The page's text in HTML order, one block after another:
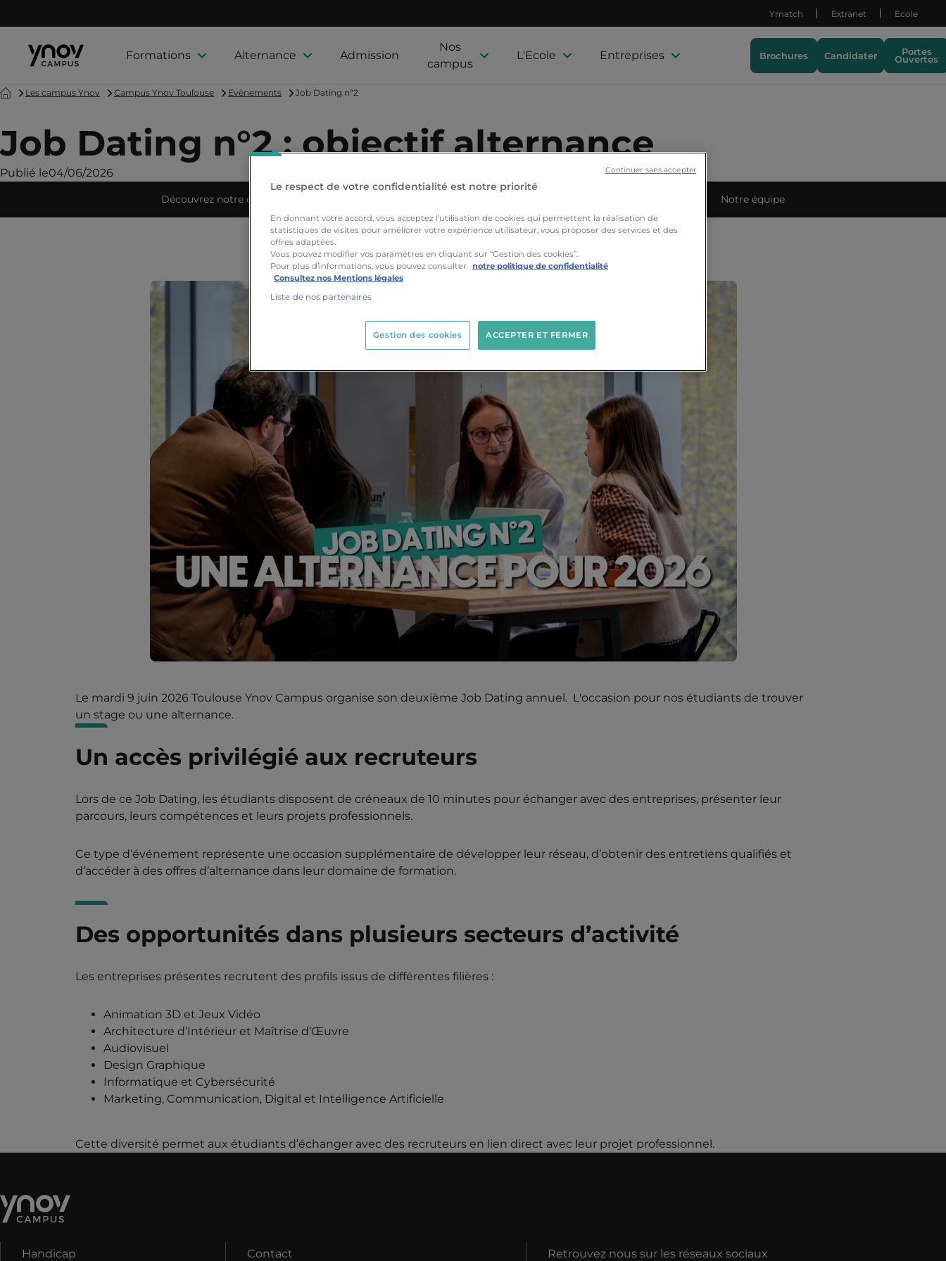
Formations Alternance Admission
Nos
campus
L'Ecole Entreprises
Ymatch Extranet Ecole
Brochures Candidater Portes
Ouvertes
AccueilLes campus Ynov Campus Ynov Toulouse Evènements Job Dating n°2
Job Dating n°2 : objectif alternance
Publié le04/06/2026
Découvrez notre campus Notre équipe
Le mardi 9 juin 2026 Toulouse Ynov Campus organise son deuxième Job Dating annuel. L'occasion pour nos étudiants de trouver
un stage ou une alternance.
Un accès privilégié aux recruteurs
Lors de ce Job Dating, les étudiants disposent de créneaux de 10 minutes pour échanger avec des entreprises, présenter leur
parcours, leurs compétences et leurs projets professionnels.
Ce type d’événement représente une occasion supplémentaire de développer leur réseau, d’obtenir des entretiens qualifiés et
d’accéder à des offres d’alternance dans leur domaine de formation.
Des opportunités dans plusieurs secteurs d’activité
Les entreprises présentes recrutent des profils issus de différentes filières :
Animation 3D et Jeux Vidéo
Architecture d’Intérieur et Maîtrise d’Œuvre
Audiovisuel
Design Graphique
Informatique et Cybersécurité
Marketing, Communication, Digital et Intelligence Artificielle
Cette diversité permet aux étudiants d’échanger avec des recruteurs en lien direct avec leur projet professionnel.
Handicap Contact Retrouvez nous sur les réseaux sociaux
Le respect de votre confidentialité est notre priorité
En donnant votre accord, vous acceptez l’utilisation de cookies qui permettent la réalisation de
statistiques de visites pour améliorer votre expérience utilisateur, vous proposer des services et des
offres adaptées.
Vous pouvez modifier vos paramètres en cliquant sur “Gestion des cookies”.
Pour plus d’informations, vous pouvez consulter
notre politique de confidentialité
Consultez nos Mentions légales
Liste de nos partenaires
ACCEPTER ET FERMER
Gestion des cookies
Continuer sans accepter